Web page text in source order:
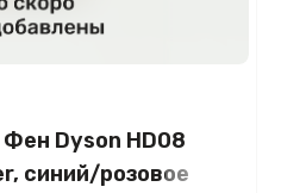
Dyson HD08
синий/розовое